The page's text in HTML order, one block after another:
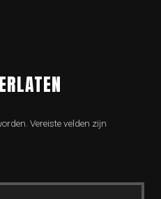
Vereiste velden zijn